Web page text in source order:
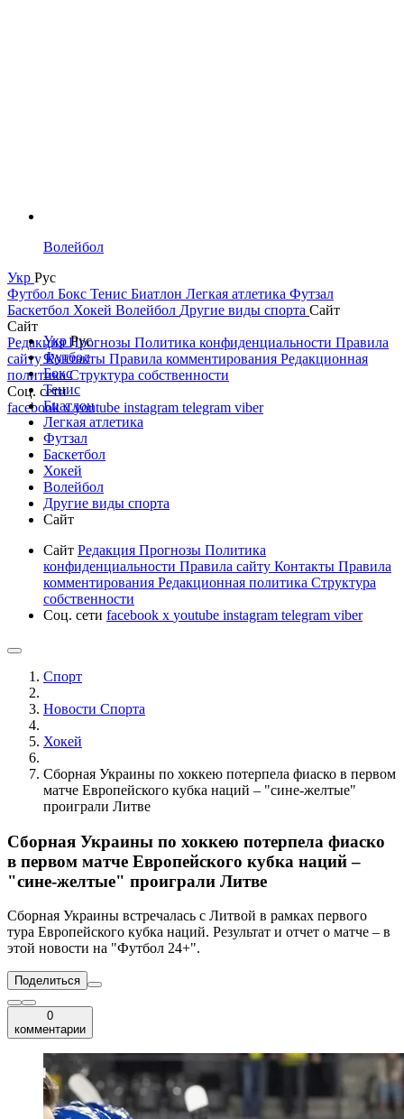
Волейбол
Укр Рус
Футбол Бокс Тенис Биатлон Легкая атлетика Футзал
Баскетбол Хокей Волейбол Другие виды спорта Сайт
Сайт
РедакцияПрогнозы Политика конфиденциальности Правила
сайтуКонтакты Правила комментирования Редакционная
политикаСтруктура собственности
Соц. сети
facebookxyoutube instagram telegram viber
УкрРус
Футбол
Бокс
Тенис
Биатлон
Легкая атлетика
Футзал
Баскетбол
Хокей
Волейбол
Другие виды спорта
Сайт
Сайт Редакция Прогнозы Политика
конфиденциальности Правила сайту Контакты Правила
комментирования Редакционная политика Структура
собственности
Соц. сети facebook x youtube instagram telegram viber
Спорт
Новости Cпорта
Хокей
Сборная Украины по хоккею потерпела фиаско в первом
матче Европейского кубка наций – "сине-желтые"
проиграли Литве
Сборная Украины по хоккею потерпела фиаско
в первом матче Европейского кубка наций –
"сине-желтые" проиграли Литве
Сборная Украины встречалась с Литвой в рамках первого
тура Европейского кубка наций. Результат и отчет о матче – в
этой новости на "Футбол 24+".
Поделиться
0
комментарии